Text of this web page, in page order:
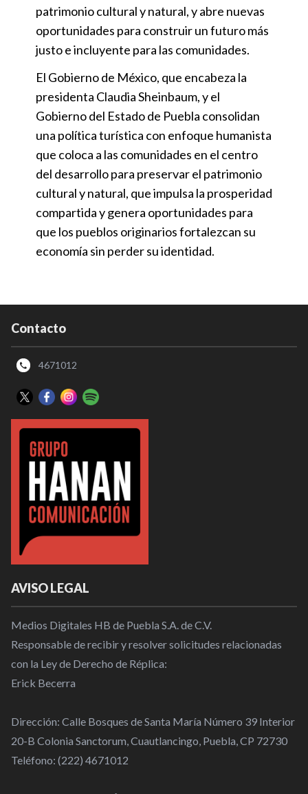
patrimonio cultural y natural, y abre nuevas
oportunidades para construir un futuro más
justo e incluyente para las comunidades.
El Gobierno de México, que encabeza la
presidenta Claudia Sheinbaum, y el
Gobierno del Estado de Puebla consolidan
una política turística con enfoque humanista
que coloca a las comunidades en el centro
del desarrollo para preservar el patrimonio
cultural y natural, que impulsa la prosperidad
compartida y genera oportunidades para
que los pueblos originarios fortalezcan su
economía sin perder su identidad.
Contacto
4671012
AVISO LEGAL
Medios Digitales HB de Puebla S.A. de C.V.
Responsable de recibir y resolver solicitudes relacionadas
con la Ley de Derecho de Réplica:
Erick Becerra
Dirección: Calle Bosques de Santa María Número 39 Interior
20-B Colonia Sanctorum, Cuautlancingo, Puebla, CP 72730
Teléfono: (222) 4671012